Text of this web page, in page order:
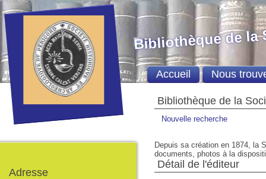
Bibliothèque de la
Nouvelle recherche
Depuis sa création en 1874, la
documents, photos à la
Détail de l'éditeur
Bibliothèque de la
Accueil Nous
Adresse